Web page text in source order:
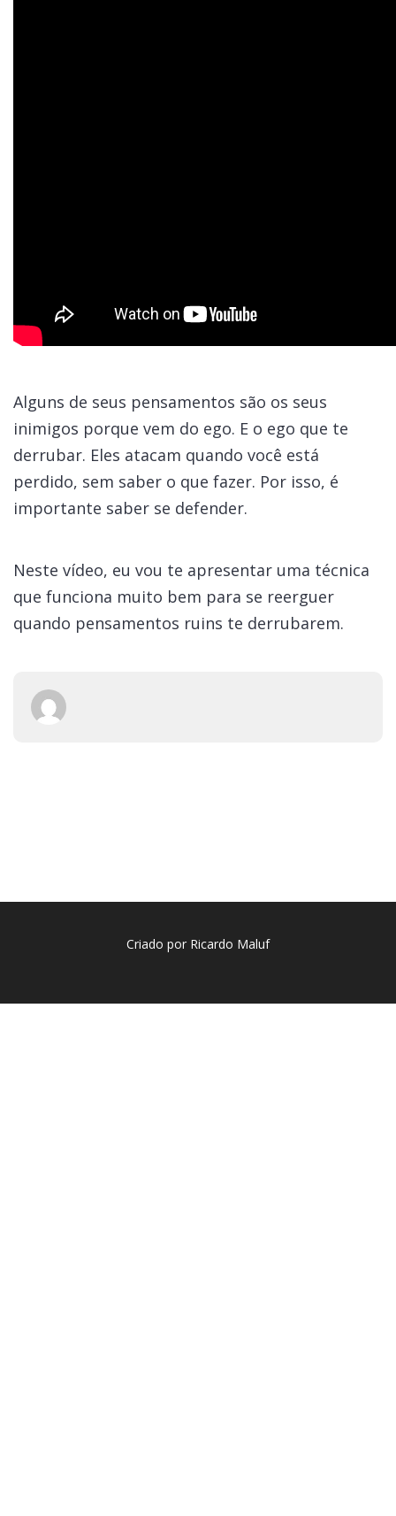
Alguns de seus pensamentos são os seus
inimigos porque vem do ego. E o ego que te
derrubar. Eles atacam quando você está
perdido, sem saber o que fazer. Por isso, é
importante saber se defender.
Neste vídeo, eu vou te apresentar uma técnica
que funciona muito bem para se reerguer
quando pensamentos ruins te derrubarem.
Criado por Ricardo Maluf